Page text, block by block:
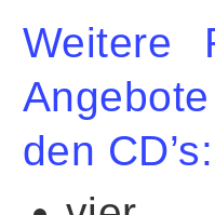
Weitere
den CD’s: